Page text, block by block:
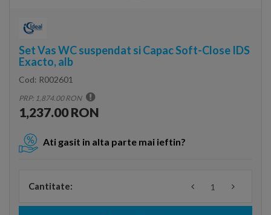
Set Vas WC suspendat si Capac Soft-Close IDS
Exacto, alb
Cod: R002601
PRP: 1,874.00 RON
1,237.00 RON
Ati gasit in alta parte mai ieftin?
Cantitate: